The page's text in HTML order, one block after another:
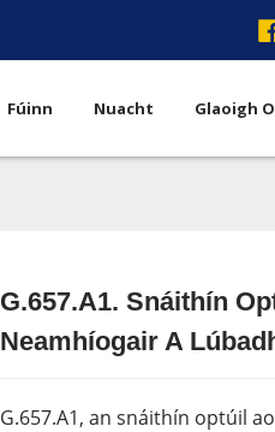
Fúinn Nuacht Glaoigh
G.657.A1. Snáithín
Neamhíogair A
G.657.A1, an snáithín optúil